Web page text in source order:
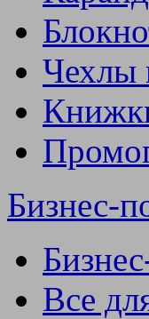
Чехлы
Бизнес-
Все